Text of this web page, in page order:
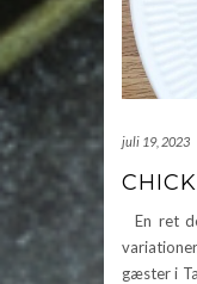
juli 19, 2023
En ret
gæster i